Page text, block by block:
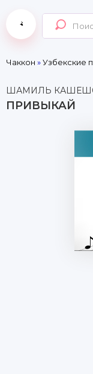
Чаккон »Узбекские
ШАМИЛЬ
ПРИВЫКАЙ